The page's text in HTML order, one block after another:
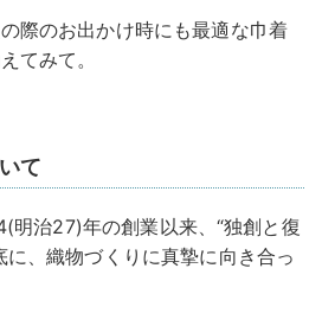
際のお出かけ時にも最適な巾着
てみて。
て
明治27)年の創業以来、“独創と復
に、織物づくりに真摯に向き合っ